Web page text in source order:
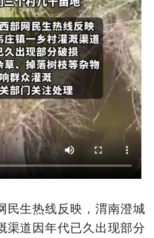
民生热线反映，渭南澄城
渠道因年代已久出现部分